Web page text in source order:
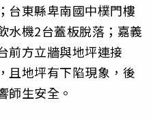
台東縣卑南國中樸門樓
水機2台蓋板脫落；嘉義
前方立牆與地坪連接
且地坪有下陷現象，後
師生安全。